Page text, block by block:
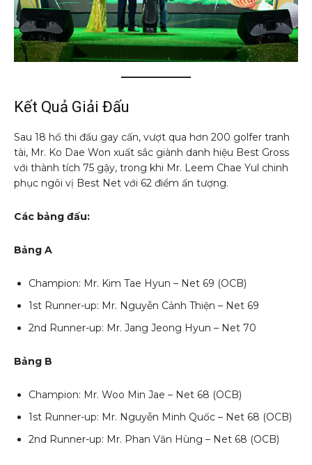
Kết Quả Giải Đấu
Sau 18 hố thi đấu gay cấn, vượt qua hơn 200 golfer tranh
tài, Mr. Ko Dae Won xuất sắc giành danh hiệu Best Gross
với thành tích 75 gậy, trong khi Mr. Leem Chae Yul chinh
phục ngôi vị Best Net với 62 điểm ấn tượng.
Các bảng đấu:
Bảng A
Champion: Mr. Kim Tae Hyun – Net 69 (OCB)
1st Runner-up: Mr. Nguyễn Cảnh Thiện – Net 69
2nd Runner-up: Mr. Jang Jeong Hyun – Net 70
Bảng B
Champion: Mr. Woo Min Jae – Net 68 (OCB)
1st Runner-up: Mr. Nguyễn Minh Quốc – Net 68 (OCB)
2nd Runner-up: Mr. Phan Văn Hùng – Net 68 (OCB)